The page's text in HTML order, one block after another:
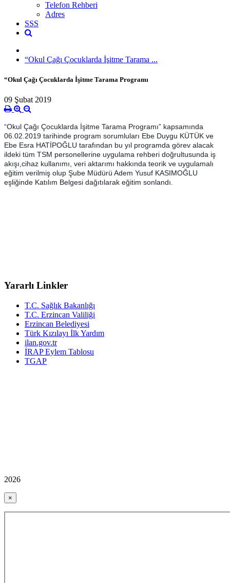
Telefon Rehberi
Adres
SSS
“Okul Çağı Çocuklarda İşitme Tarama ...
“Okul Çağı Çocuklarda İşitme Tarama Programı
09 Şubat 2019
“Okul Çağı Çocuklarda İşitme Tarama Programı” kapsamında
06.02.2019 tarihinde program sorumluları Ebe Duygu KÜTÜK ve
Ebe Esra HATİPOĞLU tarafından bu yıl programda görev alacak
ildeki tüm TSM personellerine uygulama rehberi doğrultusunda iş
akışı,cihaz kullanımı, veri aktarımı hakkında teorik ve uygulamalı
eğitim verilmiş olup Şube Müdürü Adem Yusuf KASIMOĞLU
eşliğinde Katılım Belgesi dağıtılarak eğitim sonlandı.
Yararlı Linkler
T.C. Sağlık Bakanlığı
T.C. Erzincan Valiliği
Erzincan Belediyesi
Türk Kızılayı İlk Yardım
ilan.gov.tr
İRAP Eylem Tablosu
TGAP
2026
×